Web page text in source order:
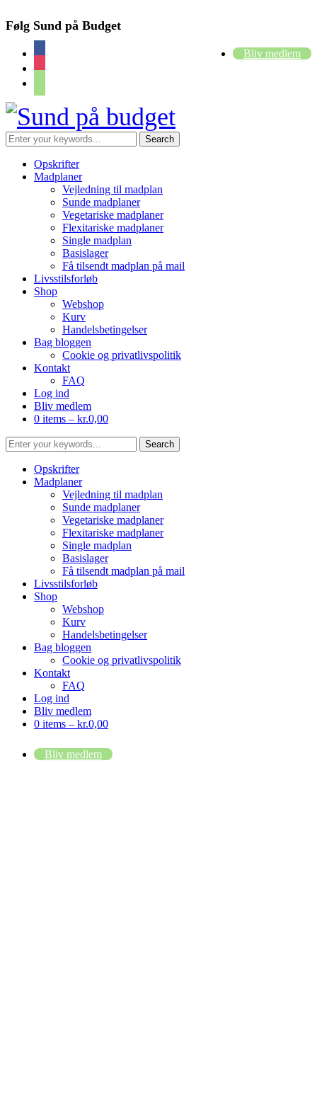
Følg Sund på Budget
Bliv medlem
Opskrifter
Madplaner
Vejledning til madplan
Sunde madplaner
Vegetariske madplaner
Flexitariske madplaner
Single madplan
Basislager
Få tilsendt madplan på mail
Livsstilsforløb
Shop
Webshop
Kurv
Handelsbetingelser
Bag bloggen
Cookie og privatlivspolitik
Kontakt
FAQ
Log ind
Bliv medlem
0 items – kr.0,00
Opskrifter
Madplaner
Vejledning til madplan
Sunde madplaner
Vegetariske madplaner
Flexitariske madplaner
Single madplan
Basislager
Få tilsendt madplan på mail
Livsstilsforløb
Shop
Webshop
Kurv
Handelsbetingelser
Bag bloggen
Cookie og privatlivspolitik
Kontakt
FAQ
Log ind
Bliv medlem
0 items – kr.0,00
Bliv medlem